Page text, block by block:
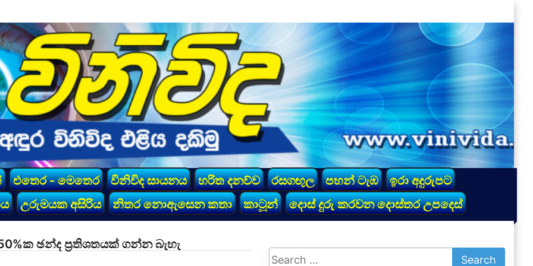
එතෙර - මෙතෙර විනිවිද සායනය හරිත දනව්ව රසගඟුල පහන් ටැඹ
ඉරා අදුරුපට
උරුමයක අසිරිය නිතර නොඇසෙන කතා කාටූන් දොස් දුරු කරවන දොස්තර උපදෙස්
ඡන්ද ප්‍රතිශතයක් ගන්න බැහැ